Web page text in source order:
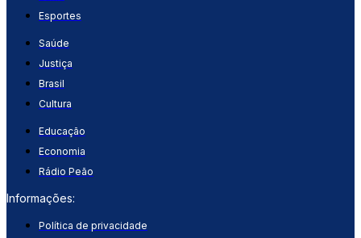
Esportes
Saúde
Justiça
Brasil
Cultura
Educação
Economia
Rádio Peão
Informações:
Política de privacidade